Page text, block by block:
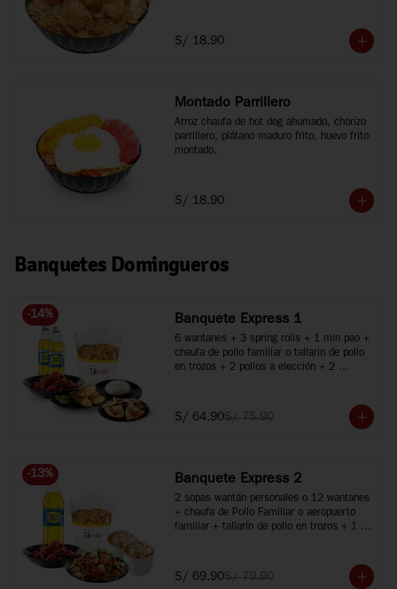
S/ 18.90
Montado Parrillero
Arroz chaufa de hot dog ahumado, chorizo
parrillero, plátano maduro frito, huevo frito
montado.
S/ 18.90
Banquetes Domingueros
-14% Banquete Express 1
6 wantanes + 3 spring rolls + 1 min pao +
chaufa de pollo familiar o tallarin de pollo
en trozos + 2 pollos a elección + 2
S/ 64.90S/ 75.90
-13% Banquete Express 2
2 sopas wantán personales o 12 wantanes
+ chaufa de Pollo Familiar o aeropuerto
familiar + tallarín de pollo en trozos + 1
S/ 69.90S/ 79.90